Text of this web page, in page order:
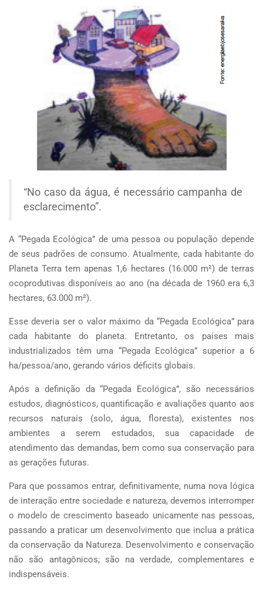
“No caso da água, é necessário campanha de
esclarecimento”.
A “Pegada Ecológica” de uma pessoa ou população depende
de seus padrões de consumo. Atualmente, cada habitante do
Planeta Terra tem apenas 1,6 hectares (16.000 m²) de terras
ocoprodutivas disponíveis ao ano (na década de 1960 era 6,3
hectares, 63.000 m²).
Esse deveria ser o valor máximo da “Pegada Ecológica” para
cada habitante do planeta. Entretanto, os países mais
industrializados têm uma “Pegada Ecológica” superior a 6
ha/pessoa/ano, gerando vários déficits globais.
Após a definição da “Pegada Ecológica”, são necessários
estudos, diagnósticos, quantificação e avaliações quanto aos
recursos naturais (solo, água, floresta), existentes nos
ambientes a serem estudados, sua capacidade de
atendimento das demandas, bem como sua conservação para
as gerações futuras.
Para que possamos entrar, definitivamente, numa nova lógica
de interação entre sociedade e natureza, devemos interromper
o modelo de crescimento baseado unicamente nas pessoas,
passando a praticar um desenvolvimento que inclua a prática
da conservação da Natureza. Desenvolvimento e conservação
não são antagônicos; são na verdade, complementares e
indispensáveis.